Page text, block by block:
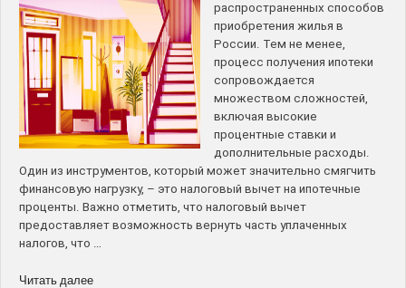
распространенных способов
приобретения жилья в
России. Тем не менее,
процесс получения ипотеки
сопровождается
множеством сложностей,
включая высокие
процентные ставки и
дополнительные расходы.
Один из инструментов, который может значительно смягчить
финансовую нагрузку, – это налоговый вычет на ипотечные
проценты. Важно отметить, что налоговый вычет
предоставляет возможность вернуть часть уплаченных
налогов, что …
Читать далее“Ипотечные